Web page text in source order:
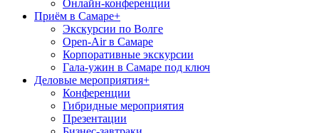
Онлайн-конференции
Приём в Самаре+
Экскурсии по Волге
Open-Air в Самаре
Корпоративные экскурсии
Гала-ужин в Самаре под ключ
Деловые мероприятия+
Конференции
Гибридные мероприятия
Презентации